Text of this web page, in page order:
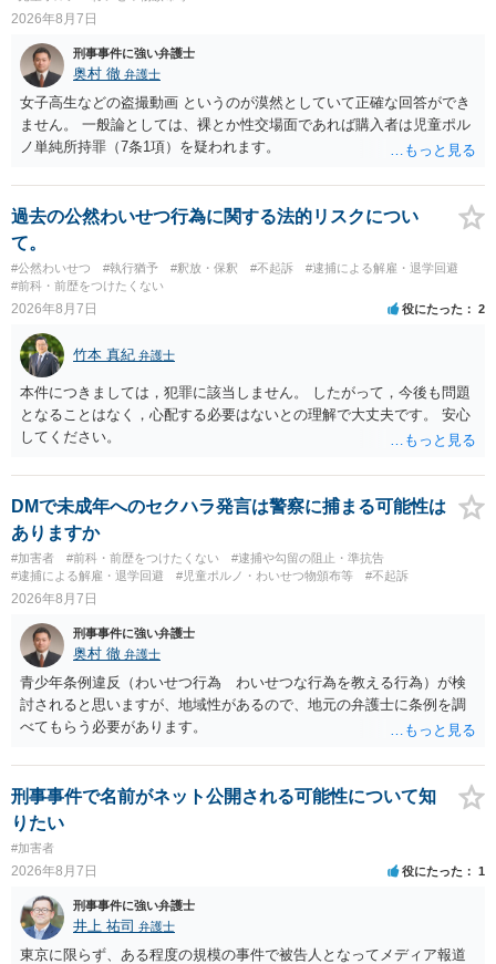
2026年8月7日
刑事事件に強い弁護士
奥村 徹 弁護士
女子高生などの盗撮動画 というのが漠然としていて正確な回答ができ
ません。 一般論としては、裸とか性交場面であれば購入者は児童ポル
ノ単純所持罪（7条1項）を疑われます。
過去の公然わいせつ行為に関する法的リスクについ
て。
#公然わいせつ #執行猶予 #釈放・保釈 #不起訴
#逮捕による解雇・退学回避
#前科・前歴をつけたくない
2026年8月7日 役にたった 2
竹本 真紀 弁護士
本件につきましては，犯罪に該当しません。 したがって，今後も問題
となることはなく，心配する必要はないとの理解で大丈夫です。 安心
してください。
DMで未成年へのセクハラ発言は警察に捕まる可能性は
ありますか
#加害者 #前科・前歴をつけたくない
#逮捕や勾留の阻止・準抗告
#逮捕による解雇・退学回避
#児童ポルノ・わいせつ物頒布等 #不起訴
2026年8月7日
刑事事件に強い弁護士
奥村 徹 弁護士
青少年条例違反（わいせつ行為 わいせつな行為を教える行為）が検
討されると思いますが、地域性があるので、地元の弁護士に条例を調
べてもらう必要があります。
刑事事件で名前がネット公開される可能性について知
りたい
#加害者
2026年8月7日 役にたった 1
刑事事件に強い弁護士
井上 祐司 弁護士
東京に限らず、ある程度の規模の事件で被告人となってメディア報道